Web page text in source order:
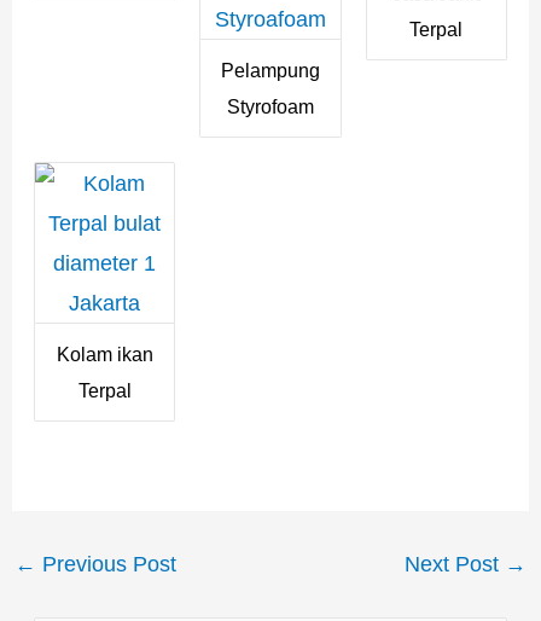
Pelampung
Styrofoam
Terpal
Kolam ikan
Terpal
← Previous Post Next Post →